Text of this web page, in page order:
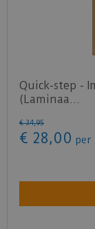
Quick-step -
(Laminaa…
€ 34,95
€ 28,00 per